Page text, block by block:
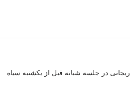
در جلسه شبانه قبل از یکشنبه سیاه